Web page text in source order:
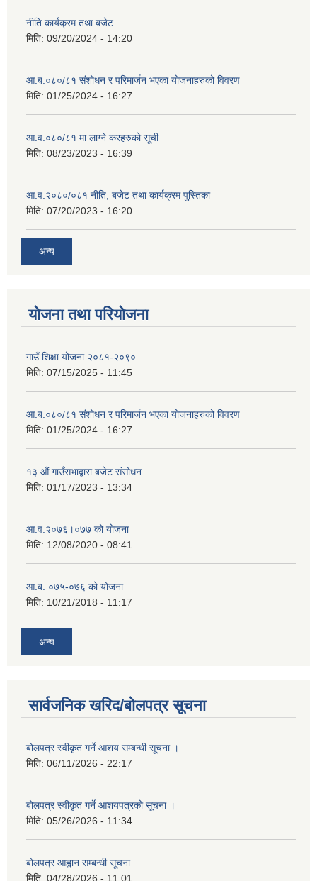
नीति कार्यक्रम तथा बजेट
मिति: 09/20/2024 - 14:20
आ.ब.०८०/८१ संशोधन र परिमार्जन भएका योजनाहरुको विवरण
मिति: 01/25/2024 - 16:27
आ.व.०८०/८१ मा लाग्ने करहरुको सूची
मिति: 08/23/2023 - 16:39
आ.व.२०८०/०८१ नीति, बजेट तथा कार्यक्रम पुस्तिका
मिति: 07/20/2023 - 16:20
अन्य
योजना तथा परियोजना
गाउँ शिक्षा योजना २०८१-२०९०
मिति: 07/15/2025 - 11:45
आ.ब.०८०/८१ संशोधन र परिमार्जन भएका योजनाहरुको विवरण
मिति: 01/25/2024 - 16:27
१३ औं गाउँसभाद्वारा बजेट संसोधन
मिति: 01/17/2023 - 13:34
आ‍.व.२०७६।०७७ को योजना
मिति: 12/08/2020 - 08:41
आ.ब. ०७५-०७६ को योजना
मिति: 10/21/2018 - 11:17
अन्य
सार्वजनिक खरिद/बोलपत्र सूचना
बोलपत्र स्वीकृत गर्ने आशय सम्बन्धी सूचना ।
मिति: 06/11/2026 - 22:17
बोलपत्र स्वीकृत गर्ने आशयपत्रको सूचना ।
मिति: 05/26/2026 - 11:34
बोलपत्र आह्वान सम्बन्धी सूचना
मिति: 04/28/2026 - 11:01